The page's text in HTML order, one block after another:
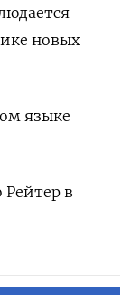
новых
языке
в